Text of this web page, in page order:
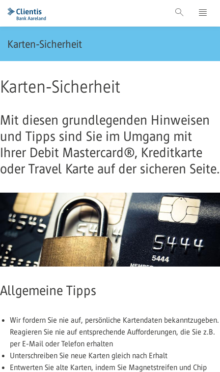
Karten-Sicherheit
Karten-Sicherheit
Mit diesen grundlegenden Hinweisen
und Tipps sind Sie im Umgang mit
Ihrer Debit Mastercard®, Kreditkarte
oder Travel Karte auf der sicheren Seite.
Allgemeine Tipps
Wir fordern Sie nie auf, persönliche Kartendaten bekanntzugeben.
Reagieren Sie nie auf entsprechende Aufforderungen, die Sie z.B.
per E-Mail oder Telefon erhalten
Unterschreiben Sie neue Karten gleich nach Erhalt
Entwerten Sie alte Karten, indem Sie Magnetstreifen und Chip